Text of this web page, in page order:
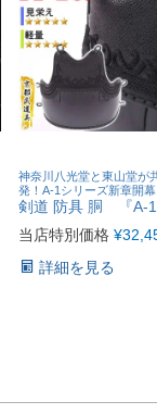
神奈川八光堂と東山堂が
発！A-1シリーズ新章開幕
剣道 防具 胴 『A-
当店特別価格 ¥
詳細を見る